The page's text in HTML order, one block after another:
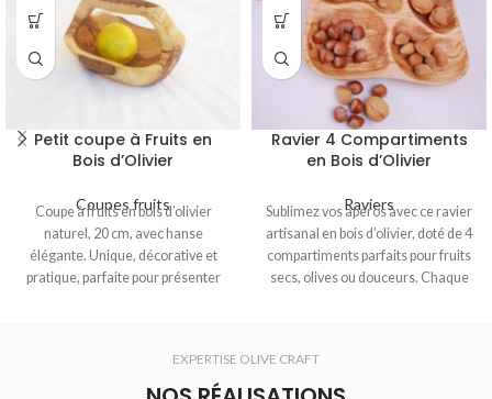
Petit coupe à Fruits en
Bois d’Olivier
Coupes fruits
Coupe à fruits en bois d’olivier
naturel, 20 cm, avec hanse
élégante. Unique, décorative et
pratique, parfaite pour présenter
Ravier 4 Compartiments
en Bois d’Olivier
Raviers
Sublimez vos apéros avec ce ravier
artisanal en bois d’olivier, doté de 4
compartiments parfaits pour fruits
secs, olives ou douceurs. Chaque
pour une table authentique et
chaleureuse.
EXPERTISE OLIVE CRAFT